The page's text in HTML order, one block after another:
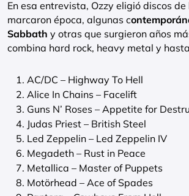
En esa entrevista, Ozzy eligió discos
marcaron época, algunas c
Sabbath y otras que surgieron años
combina hard rock, heavy metal y
AC/DC – Highway To Hell
Alice In Chains – Facelift
Guns N’ Roses – Appetite for
Judas Priest – British Steel
Led Zeppelin – Led Zeppelin IV
Megadeth – Rust in Peace
Metallica – Master of Puppets
Motörhead – Ace of Spades